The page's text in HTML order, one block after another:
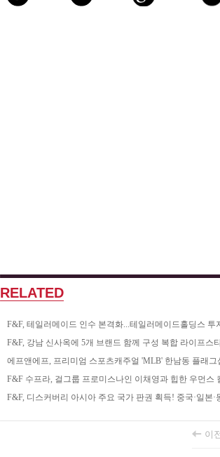
RELATED
F&F, 테일러메이드 인수 본격화...테일러메이드홀딩스 투
F&F, 강남 신사옥에 5개 브랜드 함께 구성 복합 라이프스
에프앤에프, 프리미엄 스포츠캐주얼 'MLB' 한남동 플래그
F&F 수프라, 걸그룹 프로미스나인 이채영과 힙한 우먼스
F&F, 디스커버리 아시아 주요 국가 판권 획득! 중국·일본·
이